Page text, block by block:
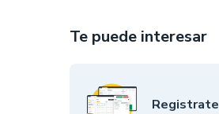
Te puede interesar
Registrate